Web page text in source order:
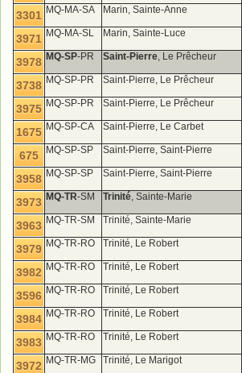
3301 MQ-MA-SA Marin, Sainte-Anne
3971 MQ-MA-SL Marin, Sainte-Luce
3978 MQ-SP-PR Saint-Pierre, Le Prêcheur
3738 MQ-SP-PR Saint-Pierre, Le Prêcheur
3975 MQ-SP-PR Saint-Pierre, Le Prêcheur
1675 MQ-SP-CA Saint-Pierre, Le Carbet
675 MQ-SP-SP Saint-Pierre, Saint-Pierre
3958 MQ-SP-SP Saint-Pierre, Saint-Pierre
3973 MQ-TR-SM Trinité, Sainte-Marie
3963 MQ-TR-SM Trinité, Sainte-Marie
3979 MQ-TR-RO Trinité, Le Robert
3982 MQ-TR-RO Trinité, Le Robert
3596 MQ-TR-RO Trinité, Le Robert
3984 MQ-TR-RO Trinité, Le Robert
3983 MQ-TR-RO Trinité, Le Robert
3972 MQ-TR-MG Trinité, Le Marigot